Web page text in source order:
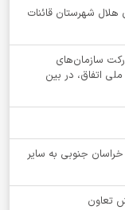
هلال شهرستان قائنات
سازمان‌های
اتفاق، در بین
404 هزار تن کالا از خراسان جنوبی به سایر
تعاون